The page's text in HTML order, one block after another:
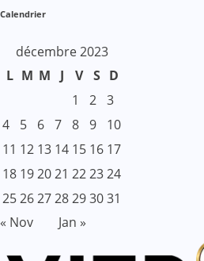
Calendrier
décembre 2023
L M M J V S D
1
2 3
4
5 6 7 8 9
10
11 12 13 14 15 16 17
18 192021 222324
25262728293031
« Nov
Jan »